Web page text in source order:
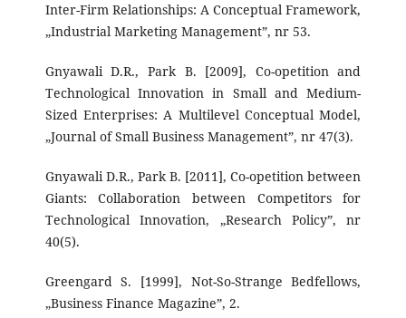
Inter-Firm Relationships: A Conceptual Framework,
„Industrial Marketing Management”, nr 53.
Gnyawali D.R., Park B. [2009], Co-opetition and
Technological Innovation in Small and Medium-
Sized Enterprises: A Multilevel Conceptual Model,
„Journal of Small Business Management”, nr 47(3).
Gnyawali D.R., Park B. [2011], Co-opetition between
Giants: Collaboration between Competitors for
Technological Innovation, „Research Policy”, nr
40(5).
Greengard S. [1999], Not-So-Strange Bedfellows,
„Business Finance Magazine”, 2.